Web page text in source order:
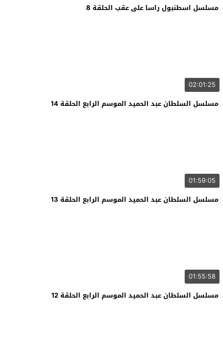
مسلسل اسطنبول راسا على عقب الحلقة 8
02:01:25
مسلسل السلطان عبد الحميد الموسم الرابع الحلقة 14
01:59:05
مسلسل السلطان عبد الحميد الموسم الرابع الحلقة 13
01:55:58
مسلسل السلطان عبد الحميد الموسم الرابع الحلقة 12